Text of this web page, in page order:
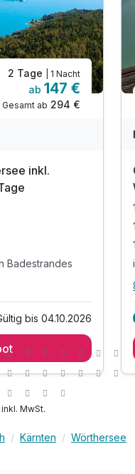
2 Tage | 1 Nacht
ab 147 €
Gesamt ab 294 €
inkl.
Badestrandes
bis 04.10.2026
MwSt.
Kärnten
Wörthersee